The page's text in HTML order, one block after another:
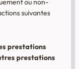
ou non-
suivantes
prestations
prestations